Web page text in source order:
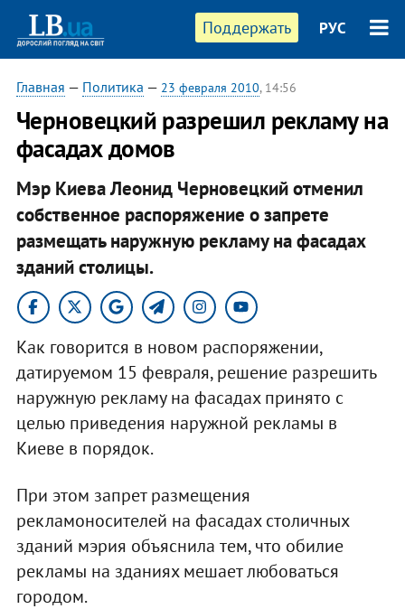
Поддержать РУС
Главная — Политика — 23 февраля 2010, 14:56
Черновецкий разрешил рекламу на
фасадах домов
Мэр Киева Леонид Черновецкий отменил
собственное распоряжение о запрете
размещать наружную рекламу на фасадах
зданий столицы.
Как говорится в новом распоряжении,
датируемом 15 февраля, решение разрешить
наружную рекламу на фасадах принято с
целью приведения наружной рекламы в
Киеве в порядок.
При этом запрет размещения
рекламоносителей на фасадах столичных
зданий мэрия объяснила тем, что обилие
рекламы на зданиях мешает любоваться
городом.